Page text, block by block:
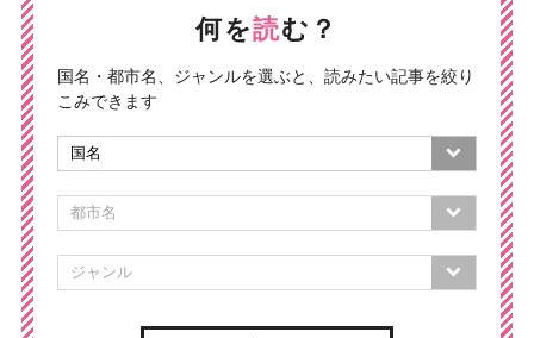
何を読む？
国名・都市名、ジャンルを選ぶと、読みたい記事を絞り
こみできます